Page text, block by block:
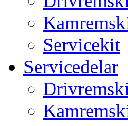
Servicekit
Servicedelar